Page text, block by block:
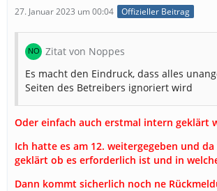
27. Januar 2023 um 00:04 Offizieller Beitrag
Zitat von Noppes
Es macht den Eindruck, dass alles
Seiten des Betreibers ignoriert wird
Oder einfach auch erstmal intern geklärt
Ich hatte es am 12. weitergegeben und
geklärt ob es erforderlich ist und in
Dann kommt sicherlich noch ne